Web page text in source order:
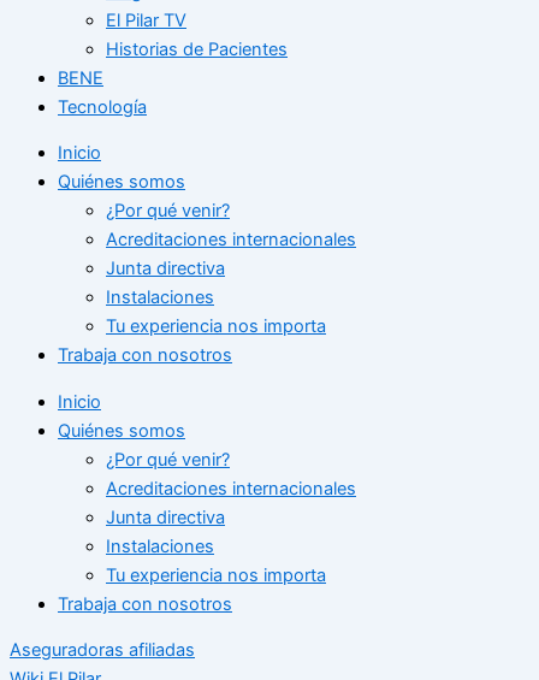
El Pilar TV
Historias de Pacientes
BENE
Tecnología
Inicio
Quiénes somos
¿Por qué venir?
Acreditaciones internacionales
Junta directiva
Instalaciones
Tu experiencia nos importa
Trabaja con nosotros
Inicio
Quiénes somos
¿Por qué venir?
Acreditaciones internacionales
Junta directiva
Instalaciones
Tu experiencia nos importa
Trabaja con nosotros
Aseguradoras afiliadas